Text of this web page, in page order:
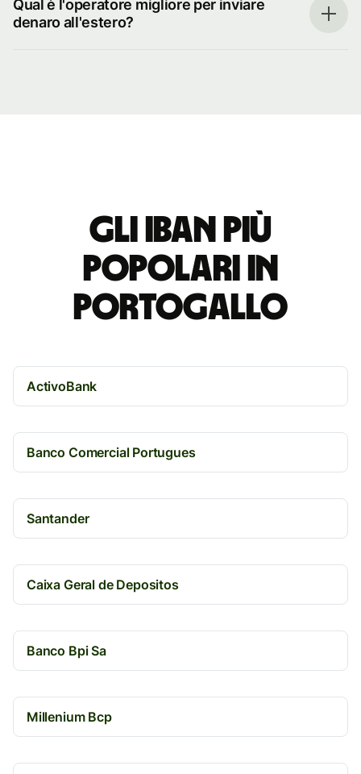
Qual è l'operatore migliore per inviare
denaro all'estero?
Gli IBAN più
popolari in
Portogallo
ActivoBank
Banco Comercial Portugues
Santander
Caixa Geral de Depositos
Banco Bpi Sa
Millenium Bcp